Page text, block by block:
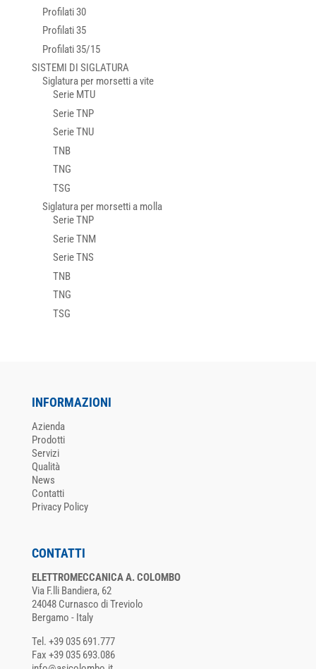
Profilati 30
Profilati 35
Profilati 35/15
SISTEMI DI SIGLATURA
Siglatura per morsetti a vite
Serie MTU
Serie TNP
Serie TNU
TNB
TNG
TSG
Siglatura per morsetti a molla
Serie TNP
Serie TNM
Serie TNS
TNB
TNG
TSG
INFORMAZIONI
Azienda
Prodotti
Servizi
Qualità
News
Contatti
Privacy Policy
CONTATTI
ELETTROMECCANICA A. COLOMBO
Via F.lli Bandiera, 62
24048 Curnasco di Treviolo
Bergamo - Italy
Tel. +39 035 691.777
Fax +39 035 693.086